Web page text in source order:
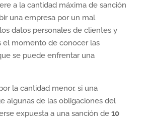
a la cantidad máxima de sanción
una empresa por un mal
datos personales de clientes y
el momento de conocer las
se puede enfrentar una
la cantidad menor, si una
algunas de las obligaciones del
expuesta a una sanción de 10